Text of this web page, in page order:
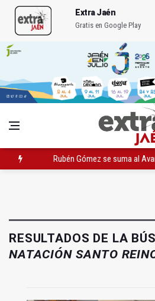
Extra Jaén
Gratis en Google Play
Rubén Gómez se suma al
RESULTADOS DE LA
NATACIÓN SANTO